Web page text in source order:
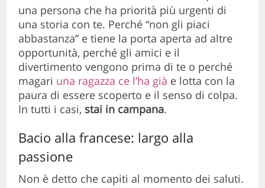
una persona che ha priorità più urgenti di
una storia con te. Perché “non gli piaci
abbastanza” e tiene la porta aperta ad altre
opportunità, perché gli amici e il
divertimento vengono prima di te o perché
magari una ragazza ce l’ha già e lotta con la
paura di essere scoperto e il senso di colpa.
In tutti i casi, stai in campana.
Bacio alla francese: largo alla
passione
Non è detto che capiti al momento dei saluti.